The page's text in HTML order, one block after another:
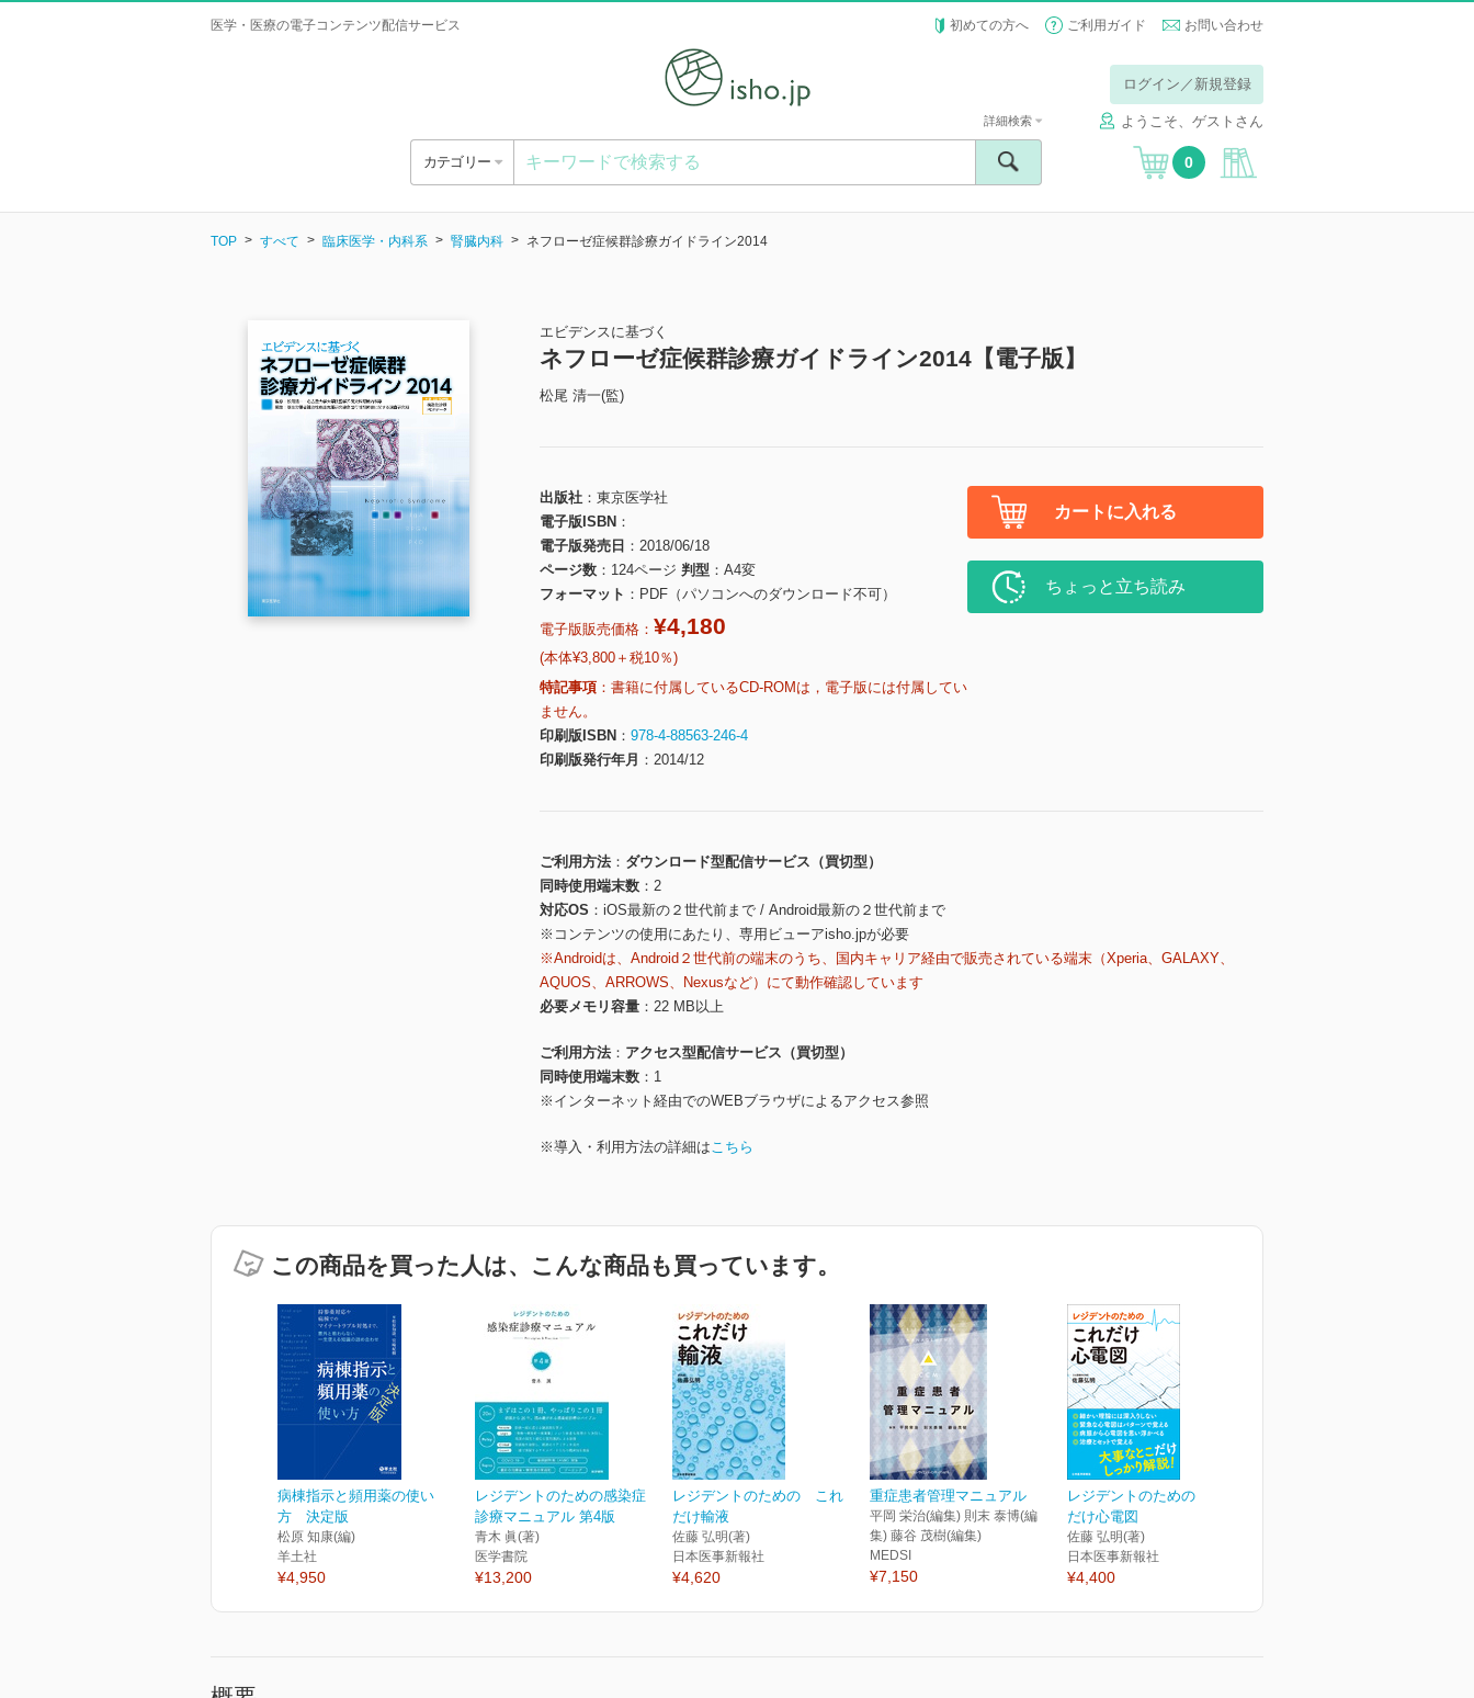
医学・医療の電子コンテンツ配信サービス 初めての方へ ご利用ガイド お問い合わせ
ログイン／新規登録
ようこそ、ゲストさん
カテゴリー
詳細検索
0
TOP すべて 臨床医学・内科系 腎臓内科 ネフローゼ症候群診療ガイドライン2014
エビデンスに基づく
ネフローゼ症候群診療ガイドライン2014【電子版】
松尾 清一(監)
出版社
東京医学社
電子版ISBN
電子版発売日
2018/06/18
ページ数
124ページ 判型
A4変
フォーマット
PDF（パソコンへのダウンロード不可）
電子版販売価格： ¥4,180
(本体¥3,800＋税10％)
特記事項
書籍に付属しているCD-ROMは，電子版には付属してい
ません。
印刷版ISBN
978-4-88563-246-4
印刷版発行年月
2014/12
カートに入れる
ちょっと立ち読み
ご利用方法
ダウンロード型配信サービス（買切型）
同時使用端末数
2
対応OS
iOS最新の２世代前まで / Android最新の２世代前まで
※コンテンツの使用にあたり、専用ビューアisho.jpが必要
※Androidは、Android２世代前の端末のうち、国内キャリア経由で販売されている端末（Xperia、GALAXY、
AQUOS、ARROWS、Nexusなど）にて動作確認しています
必要メモリ容量
22 MB以上
ご利用方法
アクセス型配信サービス（買切型）
同時使用端末数
1
※インターネット経由でのWEBブラウザによるアクセス参照
※導入・利用方法の詳細はこちら
この商品を買った人は、こんな商品も買っています。
病棟指示と頻用薬の使い
方 決定版
松原 知康(編)
羊土社
¥4,950
レジデントのための感染症
診療マニュアル 第4版
青木 眞(著)
医学書院
¥13,200
レジデントのための これ
だけ輸液
佐藤 弘明(著)
日本医事新報社
¥4,620
重症患者管理マニュアル
平岡 栄治(編集) 則末 泰博(編
集) 藤谷 茂樹(編集)
MEDSI
¥7,150
レジデントのための これ
だけ心電図
佐藤 弘明(著)
日本医事新報社
¥4,400